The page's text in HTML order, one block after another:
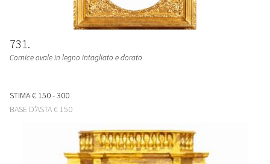
731
Cornice ovale in legno intagliato e dorato
STIMA€ 150 - 300
BASE D'ASTA€ 150